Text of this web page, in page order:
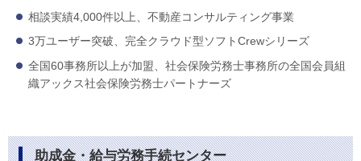
相談実績4,000件以上、不動産コンサルティング事業
3万ユーザー突破、完全クラウド型ソフトCrewシリーズ
全国60事務所以上が加盟、社会保険労務士事務所の全国会員組
織アックス社会保険労務士パートナーズ
助成金・給与労務手続センター